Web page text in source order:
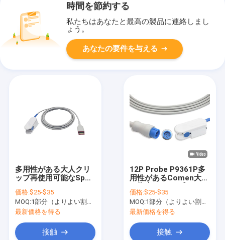
時間を節約する
私たちはあなたと最高の製品に連絡しまし
ょう。
あなたの要件を与える
多用性がある大人クリ
ップ再使用可能なSpo2
価格:$25-$35
MOQ:1部分（よりよい割引のより多くのqty）
最新価格を得る
接触
12P Probe P9361P多
用性があるComen大人
価格:$25-$35
MOQ:1部分（よりよい割引のより多くのqty）
最新価格を得る
接触